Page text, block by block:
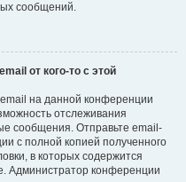
сообщений.
от кого-то с этой
на данной конференции
отслеживания
сообщения. Отправьте email-
с полной копией полученного
в которых содержится
Администратор конференции